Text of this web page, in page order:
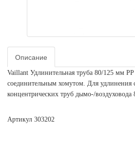
Описание
Vaillant Удлинительная труба 80/125 мм
соединительным хомутом. Для удлинения
концентрических труб дымо-/воздуховода
Артикул 303202